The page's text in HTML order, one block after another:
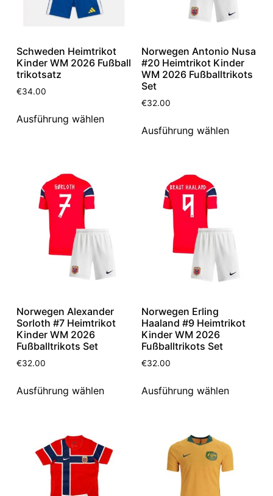
Schweden Heimtrikot
Kinder WM 2026 Fußball
trikotsatz
€34.00
Ausführung wählen
Norwegen Antonio Nusa
#20 Heimtrikot Kinder
WM 2026 Fußballtrikots
Set
€32.00
Ausführung wählen
Norwegen Alexander
Sorloth #7 Heimtrikot
Kinder WM 2026
Fußballtrikots Set
€32.00
Ausführung wählen
Norwegen Erling
Haaland #9 Heimtrikot
Kinder WM 2026
Fußballtrikots Set
€32.00
Ausführung wählen